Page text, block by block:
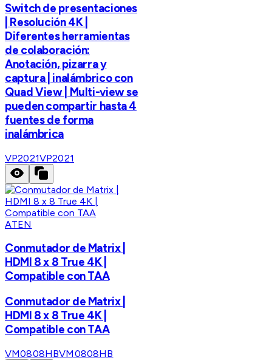
Switch de presentaciones
| Resolución 4K |
Diferentes herramientas
de colaboración:
Anotación, pizarra y
captura | inalámbrico con
Quad View | Multi-view se
pueden compartir hasta 4
fuentes de forma
inalámbrica
VP2021VP2021
ATEN
Conmutador de Matrix |
HDMI 8 x 8 True 4K |
Compatible con TAA
Conmutador de Matrix |
HDMI 8 x 8 True 4K |
Compatible con TAA
VM0808HBVM0808HB